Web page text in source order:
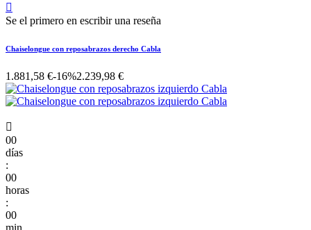

Se el primero en escribir una reseña
Chaiselongue con reposabrazos derecho Cabla
1.881,58 €-16%2.239,98 €

00
días
:
00
horas
:
00